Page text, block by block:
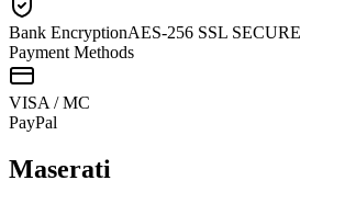
Bank EncryptionAES-256 SSL SECURE
Payment Methods
VISA / MC
PayPal
Maserati